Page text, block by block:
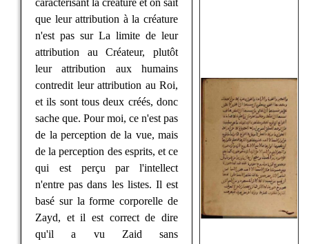
caractérisant la créature et on sait
que leur attribution à la créature
n'est pas sur La limite de leur
attribution au Créateur, plutôt
leur attribution aux humains
contredit leur attribution au Roi,
et ils sont tous deux créés, donc
sache que. Pour moi, ce n'est pas
de la perception de la vue, mais
de la perception des esprits, et ce
qui est perçu par l'intellect
n'entre pas dans les listes. Il est
basé sur la forme corporelle de
Zayd, et il est correct de dire
qu'il a vu Zaid sans